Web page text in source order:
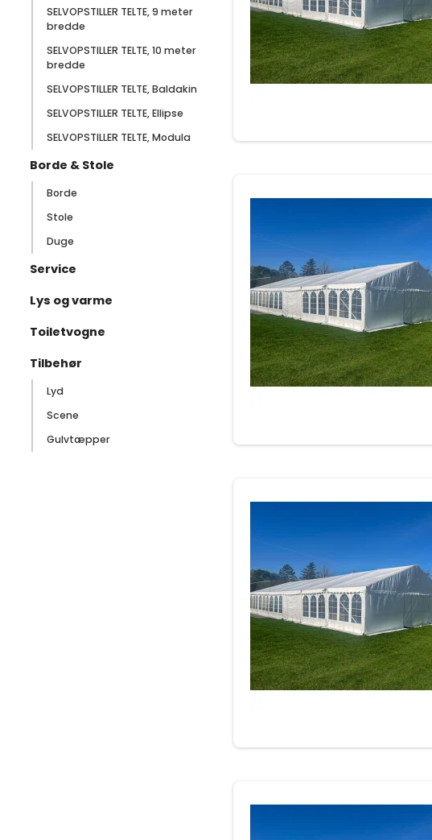
SELVOPSTILLER TELTE, 9 meter
bredde
SELVOPSTILLER TELTE, 10 meter
bredde
SELVOPSTILLER TELTE, Baldakin
SELVOPSTILLER TELTE, Ellipse
SELVOPSTILLER TELTE, Modula
Borde & Stole
Borde
Stole
Duge
Service
Lys og varme
Toiletvogne
Tilbehør
Lyd
Scene
Gulvtæpper